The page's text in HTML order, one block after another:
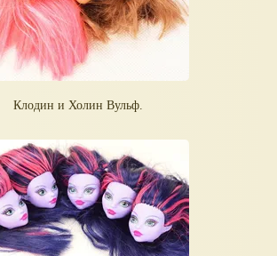
Клодин и Холин Вульф.